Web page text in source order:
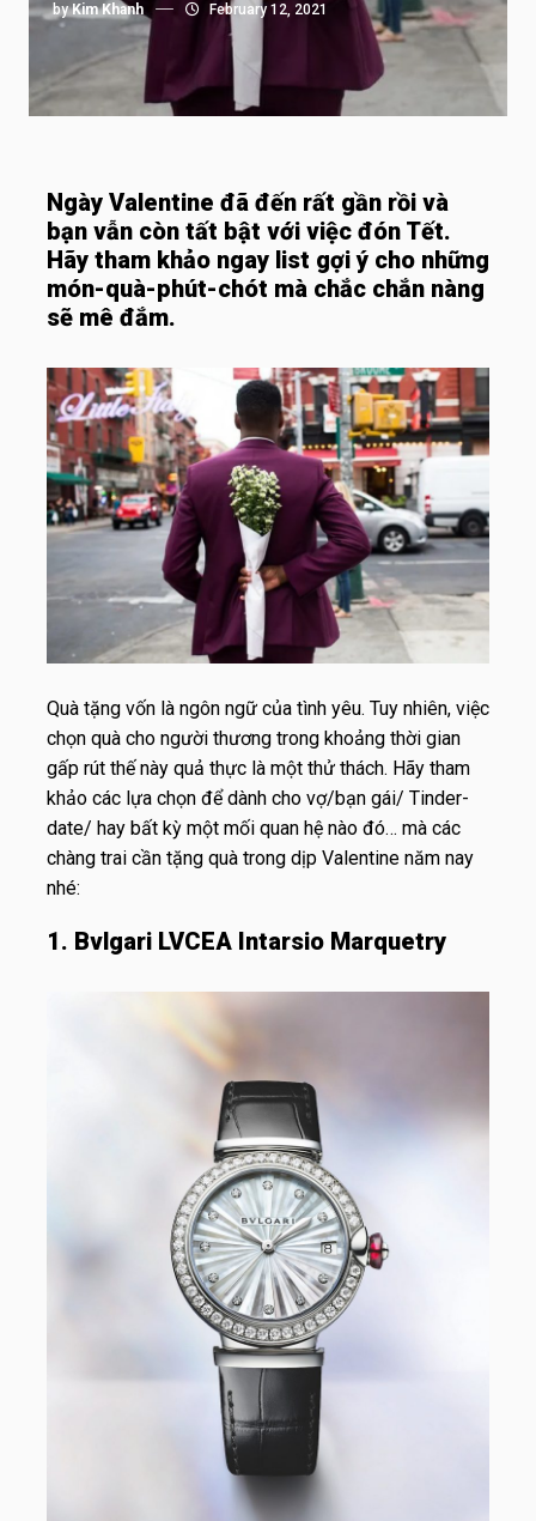
byKim Khanh February 12, 2021
Ngày Valentine đã đến rất gần rồi và
bạn vẫn còn tất bật với việc đón Tết.
Hãy tham khảo ngay list gợi ý cho những
món-quà-phút-chót mà chắc chắn nàng
sẽ mê đắm.
Quà tặng vốn là ngôn ngữ của tình yêu. Tuy nhiên, việc
chọn quà cho người thương trong khoảng thời gian
gấp rút thế này quả thực là một thử thách. Hãy tham
khảo các lựa chọn để dành cho vợ/bạn gái/ Tinder-
date/ hay bất kỳ một mối quan hệ nào đó… mà các
chàng trai cần tặng quà trong dịp Valentine năm nay
nhé:
1. Bvlgari LVCEA Intarsio Marquetry